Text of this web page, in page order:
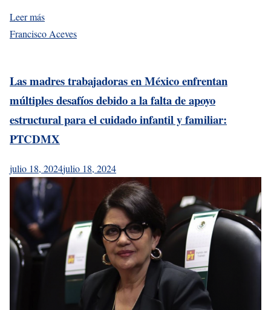
Leer más
Francisco Aceves
Las madres trabajadoras en México enfrentan
múltiples desafíos debido a la falta de apoyo
estructural para el cuidado infantil y familiar:
PTCDMX
julio 18, 2024julio 18, 2024